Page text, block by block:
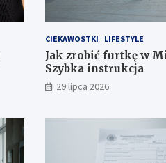
CIEKAWOSTKI LIFESTYLE
Jak zrobić furtkę w
Szybka instrukcja
29 lipca 2026